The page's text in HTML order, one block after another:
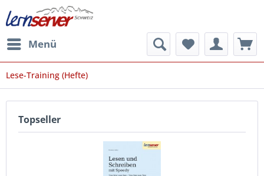
Menü
Lese-Training (Hefte)
Topseller